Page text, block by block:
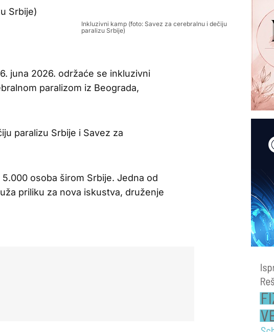
Inkluzivni kamp (foto: Savez za cerebralnu i dečiju
paralizu Srbije)
juna 2026. održaće se inkluzivni
paralizom iz Beograda,
paralizu Srbije i Savez za
osoba širom Srbije. Jedna od
priliku za nova iskustva, druženje